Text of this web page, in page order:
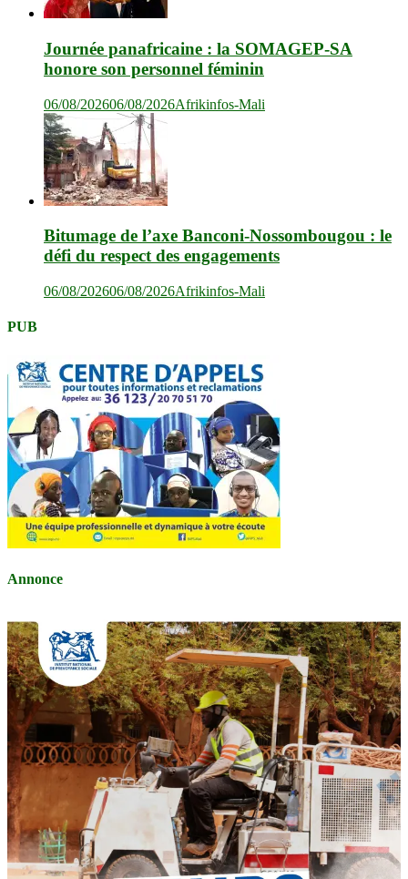
Journée panafricaine : la SOMAGEP-SA
honore son personnel féminin
06/08/202606/08/2026Afrikinfos-Mali
Bitumage de l’axe Banconi-Nossombougou : le
défi du respect des engagements
06/08/202606/08/2026Afrikinfos-Mali
PUB
Annonce